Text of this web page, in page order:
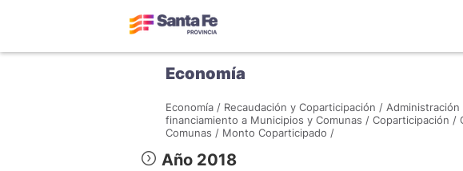
Economía
Economía / Recaudación y Coparticipación /
financiamiento a Municipios y Comunas / Coparticipación /
Comunas / Monto Coparticipado /
Año 2018